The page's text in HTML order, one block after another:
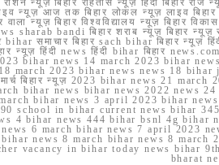
राशन न्यूज़ बिहार रोहतास न्यूज़ हिंदी
न्यूज़ आज तक बिहार लोकल न्यूज़ लाइव
न्यूज़ बिहार विश्वविद्यालय न्यूज़ बिहार
bandi बिहार शराब न्यूज़ बिहार न्यूज़
समाचार बिहार sach bihar बिहार न्यूज़
बिहार न्यूज़ हिंदी news हिंदी bihar बिहार
bihar news 14 march 2023 bihar
march 2023 bihar news news 18
बिहार न्यूज़ 2023 bihar news 21
bihar news bihar news 2022 news
bihar news 3 april 2023 bihar
school in bihar current news bihar
4 bihar news 444 bihar bsnl 4g
6 march bihar news 7 april 2023
news 8 march bihar news 8
vacancy in bihar today news bihar
bharat